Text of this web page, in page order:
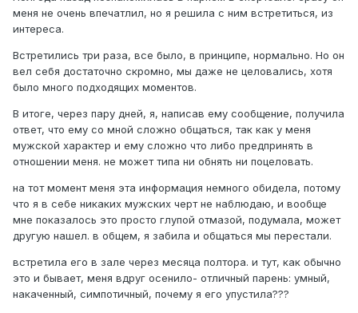
меня не очень впечатлил, но я решила с ним встретиться, из
интереса.
Встретились три раза, все было, в принципе, нормально. Но он
вел себя достаточно скромно, мы даже не целовались, хотя
было много подходящих моментов.
В итоге, через пару дней, я, написав ему сообщение, получила
ответ, что ему со мной сложно общаться, так как у меня
мужской характер и ему сложно что либо предпринять в
отношении меня. не может типа ни обнять ни поцеловать.
на тот момент меня эта информация немного обидела, потому
что я в себе никаких мужских черт не наблюдаю, и вообще
мне показалось это просто глупой отмазой, подумала, может
другую нашел. в общем, я забила и общаться мы перестали.
встретила его в зале через месяца полтора. и тут, как обычно
это и бывает, меня вдруг осенило- отличный парень: умный,
накаченный, симпотичный, почему я его упустила???